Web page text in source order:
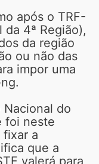
após o TRF-
4ª Região),
da região
ou não das
impor uma
Nacional do
foi neste
fixar a
que a
valerá para